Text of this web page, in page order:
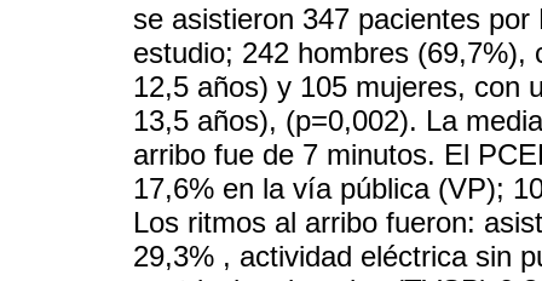
se asistieron 347 pacientes
estudio; 242 hombres (69,7%),
12,5 años) y 105 mujeres, con
13,5 años), (p=0,002). La
arribo fue de 7 minutos. El
17,6% en la vía pública (VP);
Los ritmos al arribo fueron:
29,3% , actividad eléctrica sin